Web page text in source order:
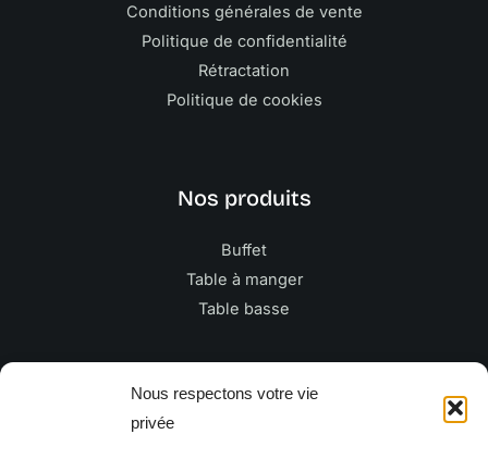
Nous respectons votre vie
privée
Conditions générales de vente
Politique de confidentialité
Rétractation
Politique de cookies
Nos produits
Buffet
Table à manger
Table basse
Newsletter